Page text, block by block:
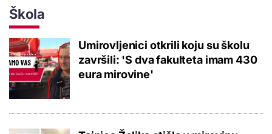
Škola
Umirovljenici otkrili koju su školu
završili: 'S dva fakulteta imam 430
eura mirovine'